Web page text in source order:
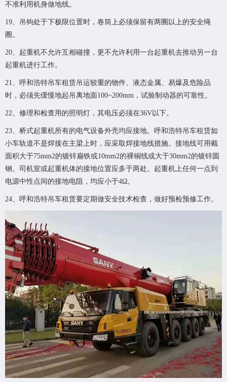
不准利用机身做地线。
19、吊钩处于下极限位置时，卷筒上必须保留有两圈以上的安全绳
圈。
20、起重机不允许互相碰撞，更不允许利用一台起重机去推动另一台
起重机进行工作。
21、呼和浩特吊车租赁吊运较重的物件、液态金属、易爆及危险品
时，必须先缓慢地起吊离地面100~200mm，试验制动器的可靠性。
22、修理和检查用的照明灯，其电压必须在36V以下。
23、桥式起重机所有的电气设备外壳均应接地。呼和浩特吊车租赁如
小车轨道不是焊接在主梁上时，应采取焊接地线措施。接地线可用截
面积大于75mm2的镀锌扁铁或10mm2的裸铜线或大于30mm2的镀锌圆
钢。司机室或起重机体的接地位置应多于两处。起重机上任何一点到
电源中性点间的接地电阻，均应小于4Ω。
24、呼和浩特吊车租赁要定期做安全技术检查，做好预检预修工作。